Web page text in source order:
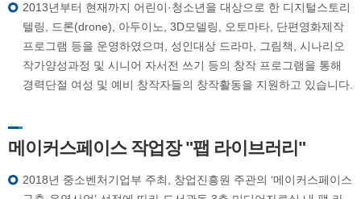
2013년부터 현재까지 어린이·청소년을 대상으로 한 디지털스토리
텔링, 드론(drone), 아두이노, 3D모델링, 오토마타, 단편영화제작
프로그램 등을 운영하였으며, 성인대상 드라마, 그림책, 시나리오
작가양성과정 및 시니어 자서전 쓰기 등의 창작 프로그램을 통해
경력단절 여성 및 예비 창작자들의 창작활동을 지원하고 있습니다.
메이커스페이스 작업장 "팹 라이브러리"
2018년 중소벤처기업부 주최, 창업진흥원 주관의 ‘메이커스페이스